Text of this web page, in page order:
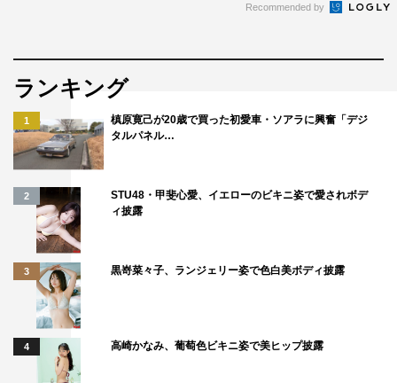
©ましい柚茉／小学館／「帰ってきたらいっぱいして。」
製作委員会
Aぇ! group
帰ってきたらいっぱいして。
浅川梨奈
Recommended by
ランキング
1
槙原寛己が20歳で買った初愛車・ソアラに興奮「デジ
タルパネル…
2
STU48・甲斐心愛、イエローのビキニ姿で愛されボデ
ィ披露
3 黒嵜菜々子、ランジェリー姿で色白美ボディ披露
4 高崎かなみ、葡萄色ビキニ姿で美ヒップ披露